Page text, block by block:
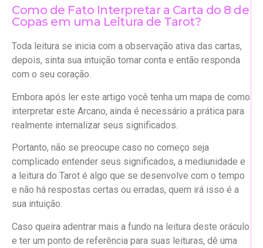
Como de Fato Interpretar a Carta do 8 de
Copas em uma Leitura de Tarot?
Toda leitura se inicia com a observação ativa das cartas,
depois, sinta sua intuição tomar conta e então responda
com o seu coração.
Embora após ler este artigo você tenha um mapa de como
interpretar este Arcano, ainda é necessário a prática para
realmente internalizar seus significados.
Portanto, não se preocupe caso no começo seja
complicado entender seus significados, a mediunidade e
a leitura do Tarot é algo que se desenvolve com o tempo
e não há respostas certas ou erradas, quem irá isso é a
sua intuição.
Caso queira adentrar mais a fundo na leitura deste oráculo
e ter um ponto de referência para suas leituras, dê uma